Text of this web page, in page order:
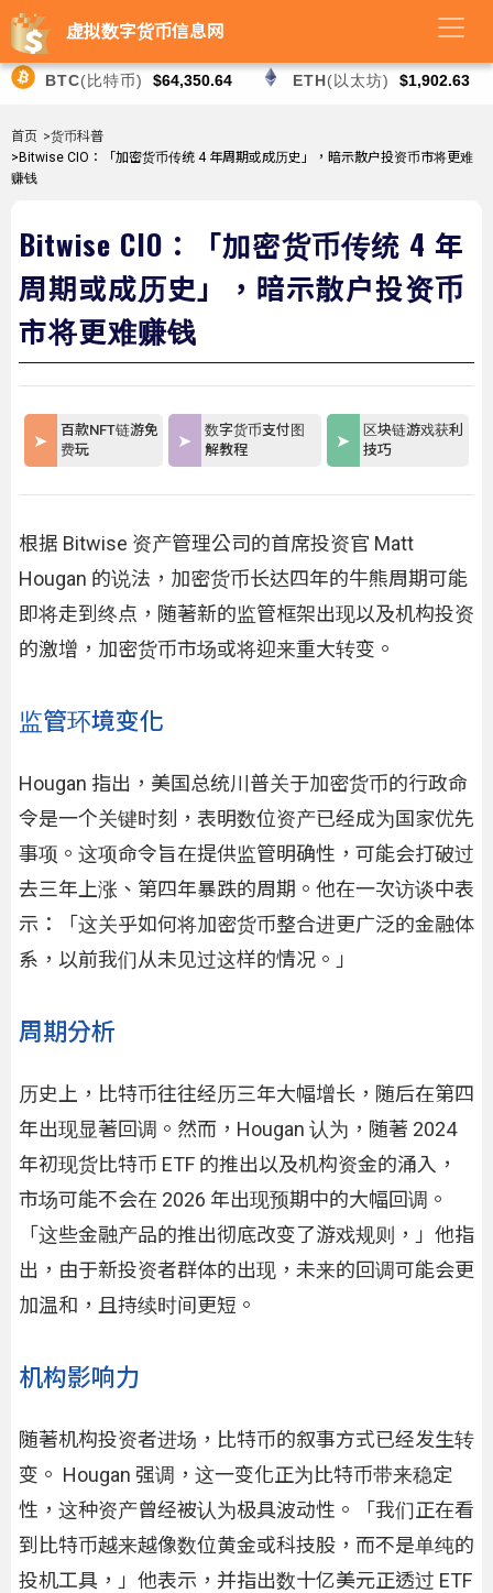
虚拟数字货币信息网
BTC(比特币) $64,350.64 ETH(以太坊) $1,902.63
首页 >货币科普
>Bitwise CIO：「加密货币传统 4 年周期或成历史」，暗示散户投资币市将更难
赚钱
Bitwise CIO：「加密货币传统 4 年
周期或成历史」，暗示散户投资币
市将更难赚钱
百款NFT链游免
费玩
数字货币支付图
解教程
区块链游戏获利
技巧
根据 Bitwise 资产管理公司的首席投资官 Matt
Hougan 的说法，加密货币长达四年的牛熊周期可能
即将走到终点，随著新的监管框架出现以及机构投资
的激增，加密货币市场或将迎来重大转变。
监管环境变化
Hougan 指出，美国总统川普关于加密货币的行政命
令是一个关键时刻，表明数位资产已经成为国家优先
事项。这项命令旨在提供监管明确性，可能会打破过
去三年上涨、第四年暴跌的周期。他在一次访谈中表
示：「这关乎如何将加密货币整合进更广泛的金融体
系，以前我们从未见过这样的情况。」
周期分析
历史上，比特币往往经历三年大幅增长，随后在第四
年出现显著回调。然而，Hougan 认为，随著 2024
年初现货比特币 ETF 的推出以及机构资金的涌入，
市场可能不会在 2026 年出现预期中的大幅回调。
「这些金融产品的推出彻底改变了游戏规则，」他指
出，由于新投资者群体的出现，未来的回调可能会更
加温和，且持续时间更短。
机构影响力
随著机构投资者进场，比特币的叙事方式已经发生转
变。 Hougan 强调，这一变化正为比特币带来稳定
性，这种资产曾经被认为极具波动性。「我们正在看
到比特币越来越像数位黄金或科技股，而不是单纯的
投机工具，」他表示，并指出数十亿美元正透过 ETF